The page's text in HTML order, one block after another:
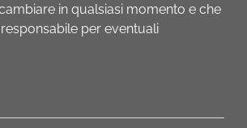
in qualsiasi momento e che
per eventuali